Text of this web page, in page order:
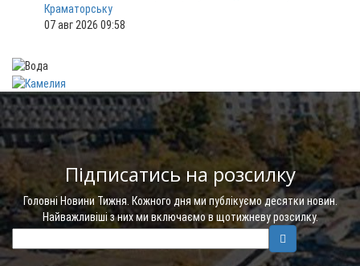
Краматорську
07 авг 2026 09:58
Підписатись на розсилку
Головні Новини Тижня. Кожного дня ми публікуємо десятки новин.
Найважливіші з них ми включаємо в щотижневу розсилку.